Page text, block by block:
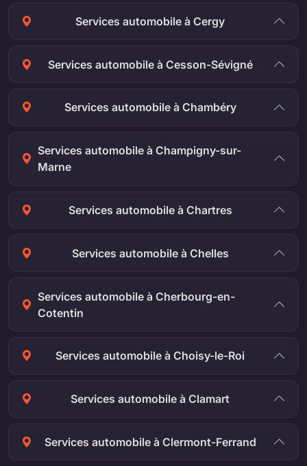
Services automobile à Cergy
Services automobile à Cesson-Sévigné
Services automobile à Chambéry
Services automobile à Champigny-sur-
Marne
Services automobile à Chartres
Services automobile à Chelles
Services automobile à Cherbourg-en-
Cotentin
Services automobile à Choisy-le-Roi
Services automobile à Clamart
Services automobile à Clermont-Ferrand